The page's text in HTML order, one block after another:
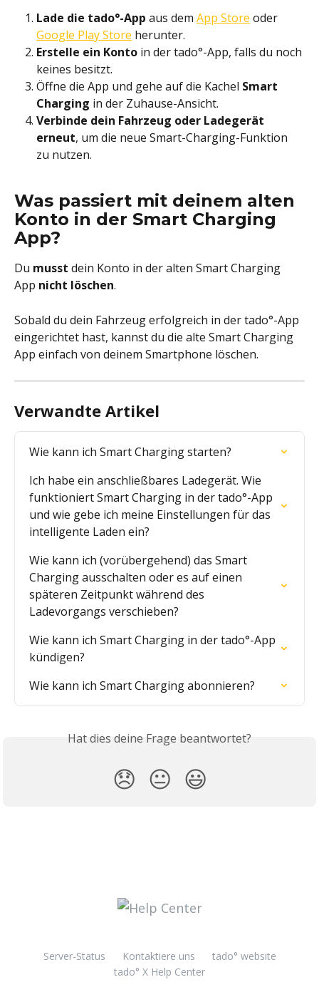
Lade die tado°-App aus dem App Store oder
Google Play Store herunter.
Erstelle ein Konto in der tado°-App, falls du noch
keines besitzt.
Öffne die App und gehe auf die Kachel Smart
Charging in der Zuhause-Ansicht.
Verbinde dein Fahrzeug oder Ladegerät
erneut, um die neue Smart-Charging-Funktion
zu nutzen.
Was passiert mit deinem alten
Konto in der Smart Charging
App?
Du musst dein Konto in der alten Smart Charging
App nicht löschen.
Sobald du dein Fahrzeug erfolgreich in der tado°-App
eingerichtet hast, kannst du die alte Smart Charging
App einfach von deinem Smartphone löschen.
Verwandte Artikel
Wie kann ich Smart Charging starten?
Ich habe ein anschließbares Ladegerät. Wie
funktioniert Smart Charging in der tado°-App
und wie gebe ich meine Einstellungen für das
intelligente Laden ein?
Wie kann ich (vorübergehend) das Smart
Charging ausschalten oder es auf einen
späteren Zeitpunkt während des
Ladevorgangs verschieben?
Wie kann ich Smart Charging in der tado°-App
kündigen?
Wie kann ich Smart Charging abonnieren?
Hat dies deine Frage beantwortet?
😞 😐 😃
Server-Status Kontaktiere uns
tado° website
tado° X Help Center